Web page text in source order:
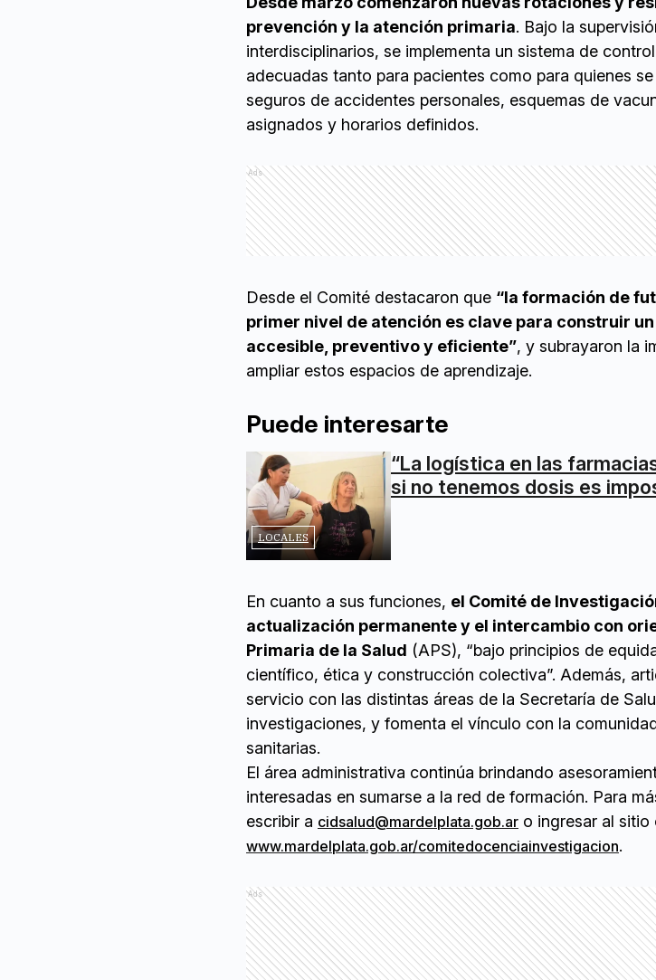
prevención y la atención primaria. Bajo la
interdisciplinarios, se implementa un sistema de
adecuadas tanto para pacientes como para quienes
seguros de accidentes personales, esquemas de
asignados y horarios definidos.
Ads
Desde el Comité destacaron que “la formación de
primer nivel de atención es clave para construir
accesible, preventivo y eficiente”, y subrayaron la
ampliar estos espacios de aprendizaje.
Puede interesarte
LOCALES
“La logística en las
si no tenemos dosis es
En cuanto a sus funciones, el Comité de
actualización permanente y el intercambio con
Primaria de la Salud (APS), “bajo principios de
científico, ética y construcción colectiva”. Además,
servicio con las distintas áreas de la Secretaría de
investigaciones, y fomenta el vínculo con la
sanitarias.
El área administrativa continúa brindando
interesadas en sumarse a la red de formación. Para
escribir a cidsalud@mardelplata.gob.ar o ingresar al sitio
www.mardelplata.gob.ar/comitedocenciainvestigacion.
Ads